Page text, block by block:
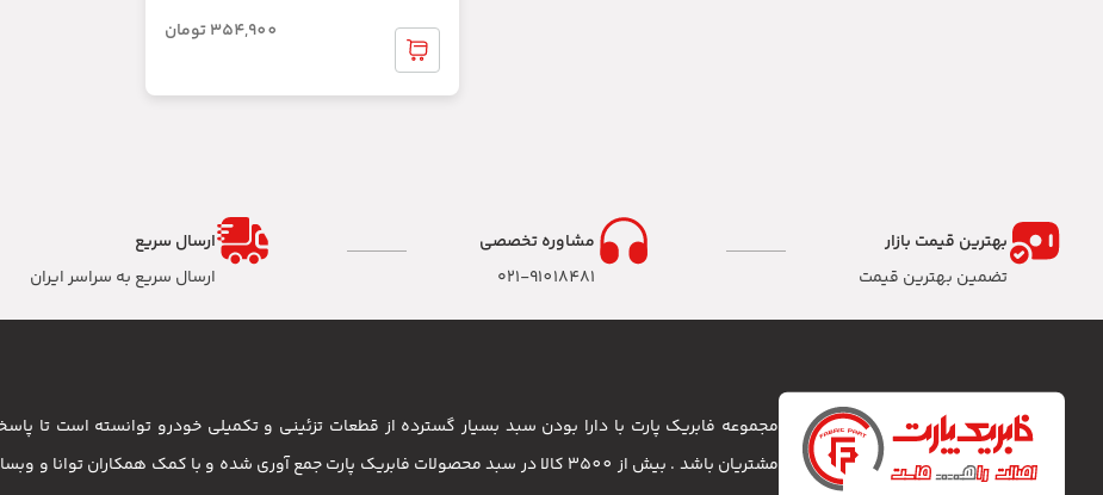
354,900 تومان
بهترین قیمت بازار
تضمین بهترین قیمت
مشاوره تخصصی
۰۲۱-91018481
ارسال سریع
ارسال سریع به سراسر ایران
مجموعه فابریک پارت با دارا بودن سبد بسیار گسترده از قطعات تزئینی و تکمیلی خودرو توانسته است تا
مشتریان باشد . بیش از 3500 کالا در سبد محصولات فابریک پارت جمع آوری شده و با کمک همکاران توانا